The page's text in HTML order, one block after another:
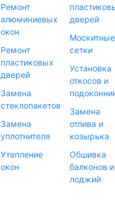
Ремонт
алюминиевых
окон
Ремонт
пластиковых
дверей
Замена
стеклопакетов
Замена
уплотнителя
Утепление
окон
дверей
Москитные
сетки
Установка
откосов и
Замена
отлива и
козырька
Обшивка
балконов и
лоджий